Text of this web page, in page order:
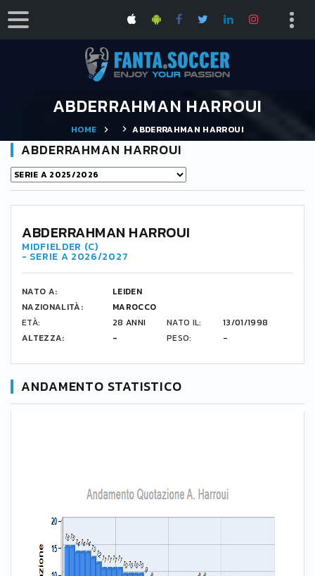
ABDERRAHMAN HARROUI
HOME ABDERRAHMAN HARROUI
ABDERRAHMAN HARROUI
ABDERRAHMAN HARROUI
MIDFIELDER (C)
- SERIE A 2026/2027
NATO A:
LEIDEN
NAZIONALITÀ:
MAROCCO
ETÀ:
28 ANNI NATO IL:
13/01/1998
ALTEZZA:
- PESO: -
ANDAMENTO STATISTICO